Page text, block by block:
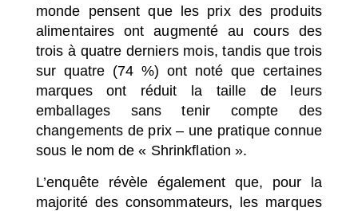
monde pensent que les prix des produits
alimentaires ont augmenté au cours des
trois à quatre derniers mois, tandis que trois
sur quatre (74 %) ont noté que certaines
marques ont réduit la taille de leurs
emballages sans tenir compte des
changements de prix– une pratique connue
sous le nom de « Shrinkflation ».
L’enquête révèle également que, pour la
majorité des consommateurs, les marques